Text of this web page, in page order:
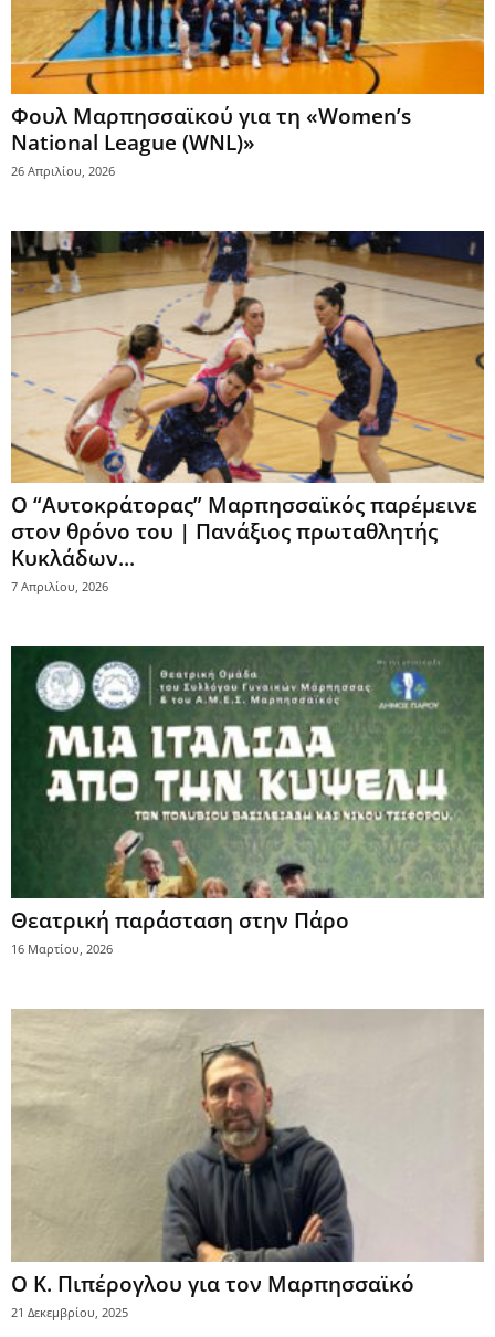
Φουλ Μαρπησσαϊκού για τη «Women’s
National League (WNL)»
26 Απριλίου, 2026
Ο “Αυτοκράτορας” Μαρπησσαϊκός παρέμεινε
στον θρόνο του | Πανάξιος πρωταθλητής
Κυκλάδων...
7 Απριλίου, 2026
Θεατρική παράσταση στην Πάρο
16 Μαρτίου, 2026
Ο Κ. Πιπέρογλου για τον Μαρπησσαϊκό
21 Δεκεμβρίου, 2025